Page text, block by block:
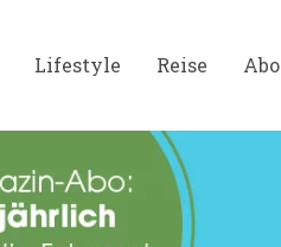
Lifestyle Reise Abo